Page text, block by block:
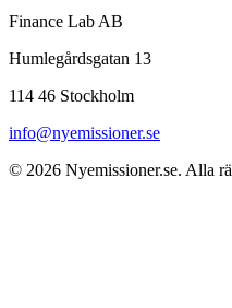
Finance Lab AB
Humlegårdsgatan 13
114 46 Stockholm
info@nyemissioner.se
© 2026 Nyemissioner.se. Alla